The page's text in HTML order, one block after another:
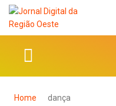
Home dança